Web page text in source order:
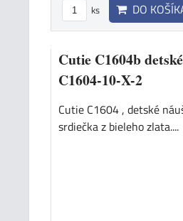
ks DO
Cutie C1604b
C1604-10-X-2
Cutie C1604 , detské
srdiečka z bieleho zlata....